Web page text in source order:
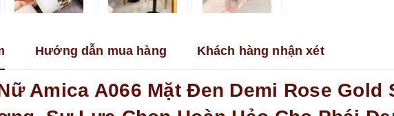
Hướng dẫn mua hàng Khách hàng nhận xét
Amica A066 Mặt Đen Demi Rose Gold